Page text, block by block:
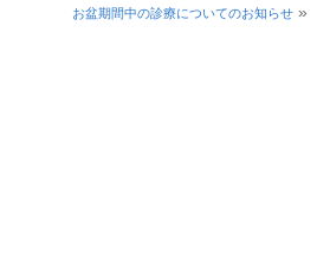
お盆期間中の診療についてのお知らせ »